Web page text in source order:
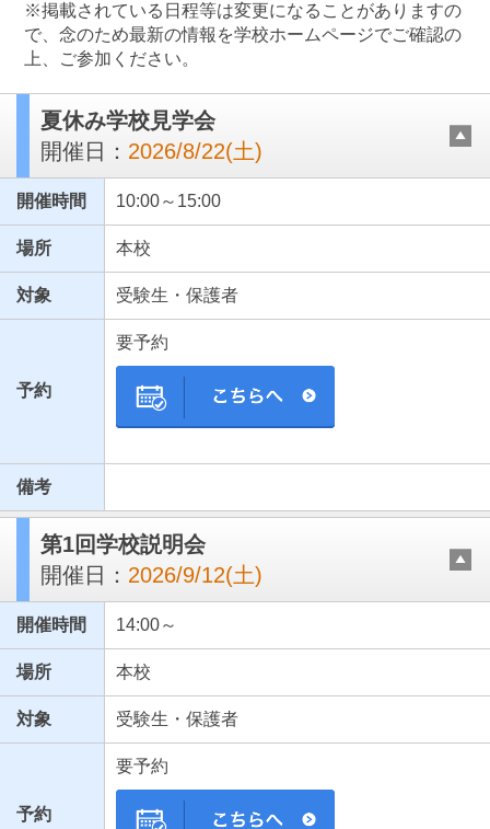
最近見た学校
日本大学豊山女子高等学校
ブックマークした学校
ブックマークした学校はありません
※掲載されている日程等は変更になることがありますの
で、念のため最新の情報を学校ホームページでご確認の
上、ご参加ください。
夏休み学校見学会
開催日： 2026/8/22(土)
開催時間 10:00～15:00
場所 本校
対象 受験生・保護者
予約
要予約
備考
第1回学校説明会
開催日： 2026/9/12(土)
開催時間 14:00～
場所 本校
対象 受験生・保護者
予約
要予約